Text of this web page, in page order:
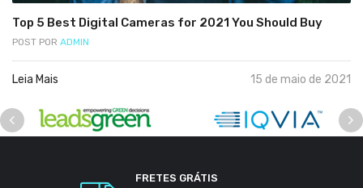
Top 5 Best Digital Cameras for 2021 You Should Buy
POST POR ADMIN
Leia Mais 15 de maio de 2021
FRETES GRÁTIS